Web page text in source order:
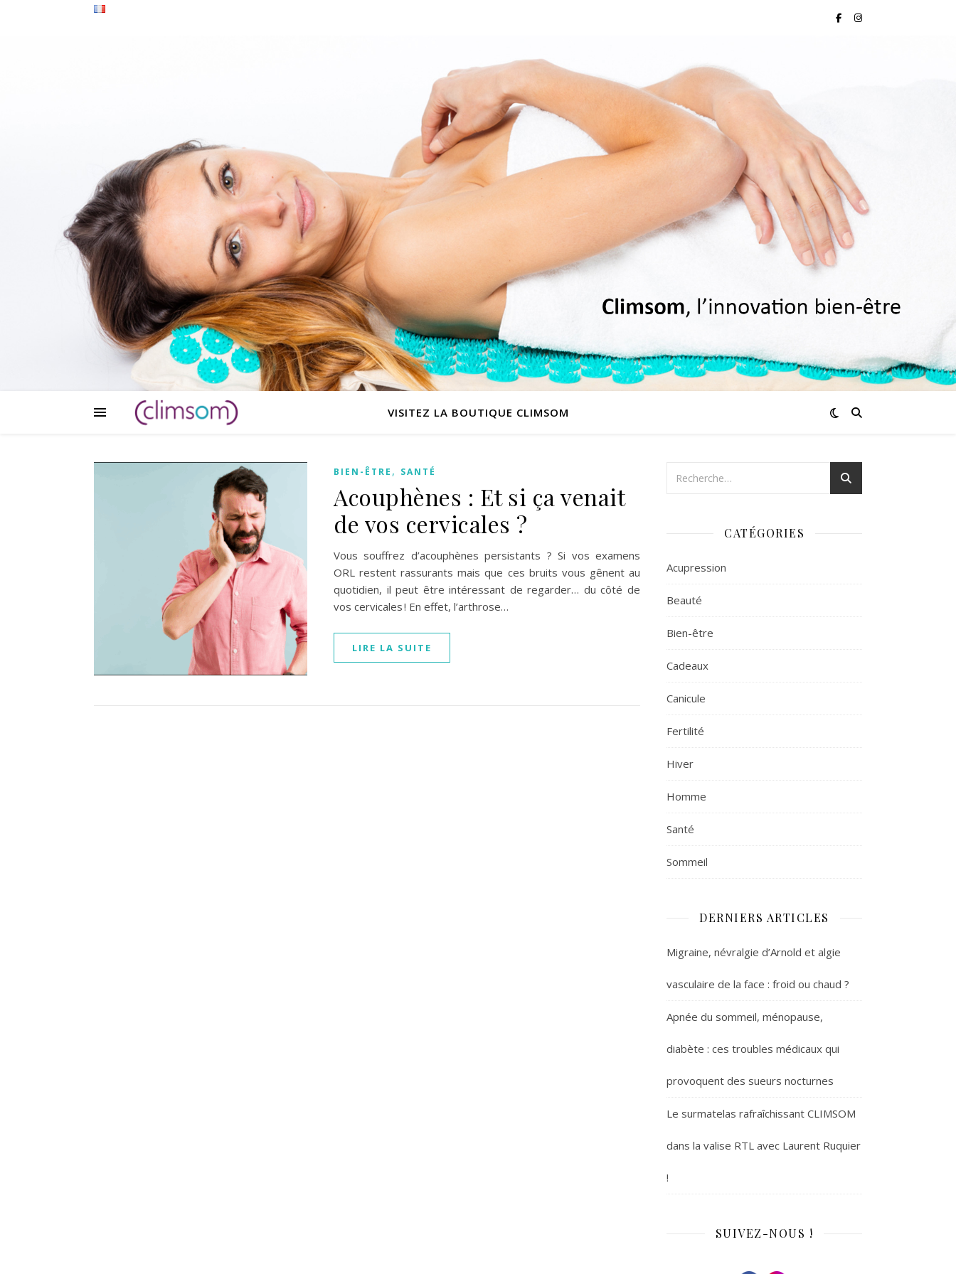
VISITEZ LA BOUTIQUE CLIMSOM
BIEN-ÊTRE , SANTÉ
Acouphènes : Et si ça venait
de vos cervicales ?
Vous souffrez d’acouphènes persistants ? Si vos examens
ORL restent rassurants mais que ces bruits vous gênent au
quotidien, il peut être intéressant de regarder… du côté de
vos cervicales ! En effet, l’arthrose…
LIRE LA SUITE
CATÉGORIES
Acupression
Beauté
Bien-être
Cadeaux
Canicule
Fertilité
Hiver
Homme
Santé
Sommeil
DERNIERS ARTICLES
Migraine, névralgie d’Arnold et algie
vasculaire de la face : froid ou chaud ?
Apnée du sommeil, ménopause,
diabète : ces troubles médicaux qui
provoquent des sueurs nocturnes
Le surmatelas rafraîchissant CLIMSOM
dans la valise RTL avec Laurent Ruquier
!
SUIVEZ-NOUS !